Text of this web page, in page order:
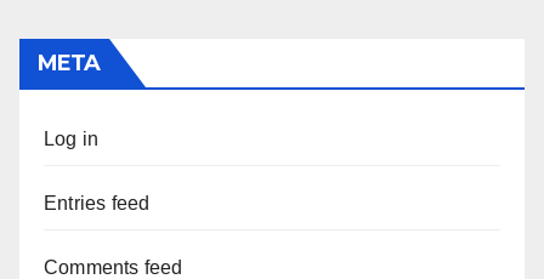
META
Log in
Entries feed
Comments feed